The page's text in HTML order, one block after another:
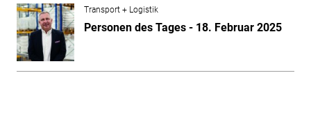
Transport + Logistik
Personen des Tages - 18. Februar 2025